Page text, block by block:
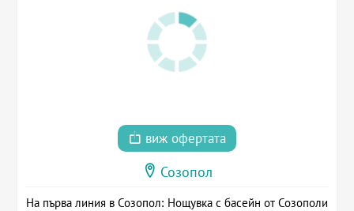
виж офертата
Созопол
На първа линия в Созопол: Нощувка с басейн от Созополи